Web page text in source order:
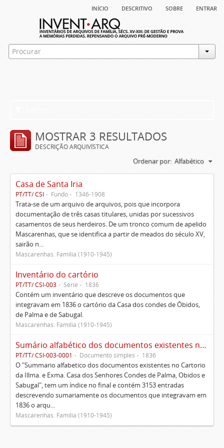
início descritivo sobre entrar
MOSTRAR 3 RESULTADOS
DESCRIÇÃO ARQUIVÍSTICA
Ordenar por: Alfabético
Casa de Santa Iria
PT/TT/ CSI Fundo 1346-1908
Trata-se de um arquivo de arquivos, pois que incorpora
documentação de três casas titulares, unidas por sucessivos
casamentos de seus herdeiros. De um tronco comum de apelido
Mascarenhas, que se identifica a partir de meados do século XV,
sairão n...
Mascarenhas. Família (1910-1945)
Inventário do cartório
PT/TT/ CSI-003 Série 1836
Contém um inventário que descreve os documentos que
integravam em 1836 o cartório da Casa dos condes de Óbidos,
de Palma e de Sabugal.
Mascarenhas. Família (1910-1945)
Sumário alfabético dos documentos existentes no Cartório da Ilustríssima e Excelentíssima Casa dos senhores condes de Palma, Óbidos e Sabugal
PT/TT/ CSI-003-0001 Documento simples 1836
O "Summario alfabetico dos documentos existentes no Cartorio
da Illma. e Exma. Casa dos Senhores Condes de Palma, Obidos e
Sabugal", tem um índice no final e contém 3153 entradas
descrevendo sumariamente os documentos que integravam em
1836 o arqu...
Mascarenhas. Família (1910-1945)